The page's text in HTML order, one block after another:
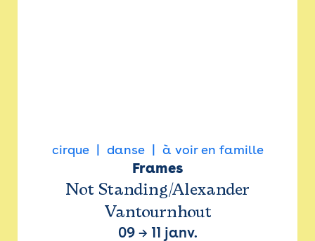
cirque danse à voir en famille
Frames
Not Standing/Alexander
Vantournhout
09→ 11 janv.